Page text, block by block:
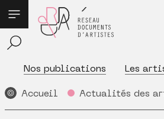
Nos publications Les
Accueil Actualités des